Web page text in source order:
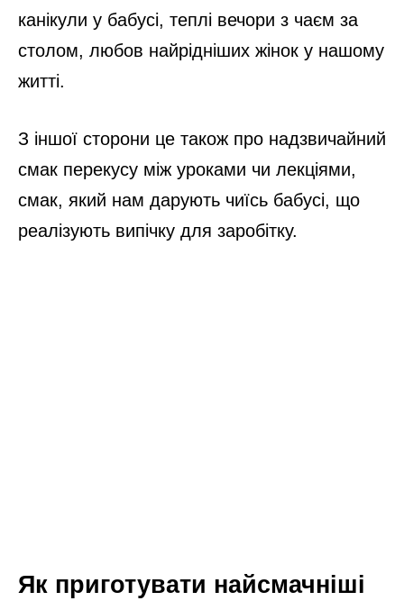
канікули у бабусі, теплі вечори з чаєм за
столом, любов найрідніших жінок у нашому
житті.
З іншої сторони це також про надзвичайний
смак перекусу між уроками чи лекціями,
смак, який нам дарують чиїсь бабусі, що
реалізують випічку для заробітку.
Як приготувати найсмачніші